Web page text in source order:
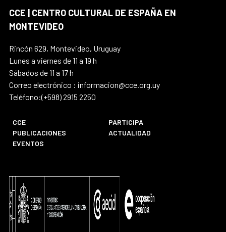
CCE | CENTRO CULTURAL DE ESPAÑA EN
MONTEVIDEO
Rincón 629, Montevideo, Uruguay
Lunes a viernes de 11 a 19 h
Sábados de 11 a 17 h
Correo electrónico : informacion@cce.org.uy
Teléfono:(+598) 2915 2250
CCE
PARTICIPA
PUBLICACIONES
ACTUALIDAD
EVENTOS